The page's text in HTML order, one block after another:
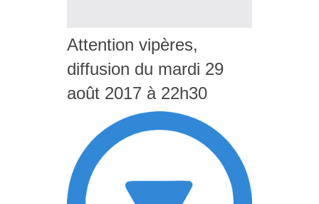
Attention vipères,
diffusion du mardi 29
août 2017 à 22h30